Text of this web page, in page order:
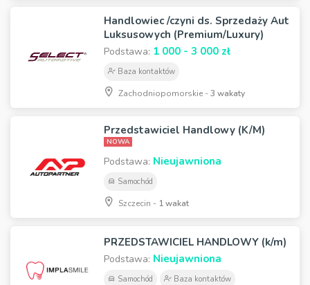
Handlowiec /czyni ds. Sprzedaży Aut
Luksusowych (Premium/Luxury)
Podstawa: 1 000 - 3 000 zł
Baza kontaktów
Zachodniopomorskie -3 wakaty
Przedstawiciel Handlowy (K/M)
NOWA
Podstawa: Nieujawniona
Samochód
Szczecin - 1 wakat
PRZEDSTAWICIEL HANDLOWY (k/m)
Podstawa: Nieujawniona
Samochód Baza kontaktów